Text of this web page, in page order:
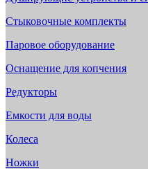
Стыковочные комплекты
Паровое оборудование
Оснащение для копчения
Редукторы
Емкости для воды
Колеса
Ножки